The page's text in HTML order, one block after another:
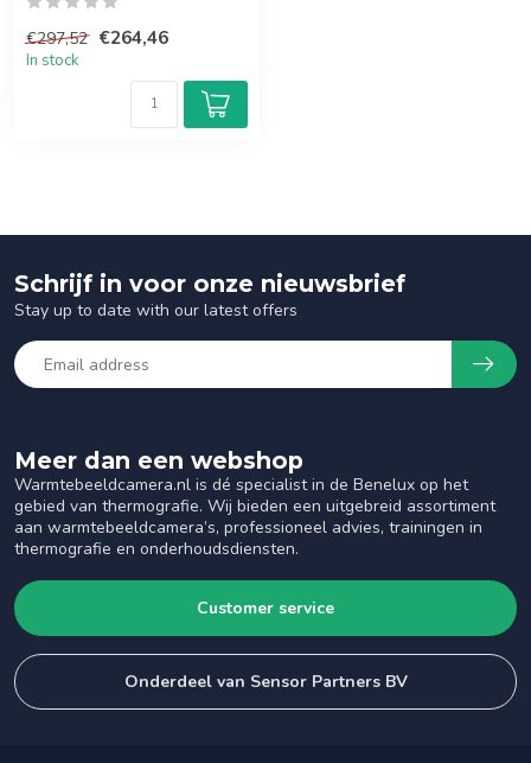
€297,52 €264,46
In stock
Meer dan een webshop
Warmtebeeldcamera.nl is dé specialist in de Benelux op het
gebied van thermografie. Wij bieden een uitgebreid assortiment
aan warmtebeeldcamera’s, professioneel advies, trainingen in
thermografie en onderhoudsdiensten.
Customer service
Onderdeel van Sensor Partners BV
Schrijf in voor onze nieuwsbrief
Stay up to date with our latest offers